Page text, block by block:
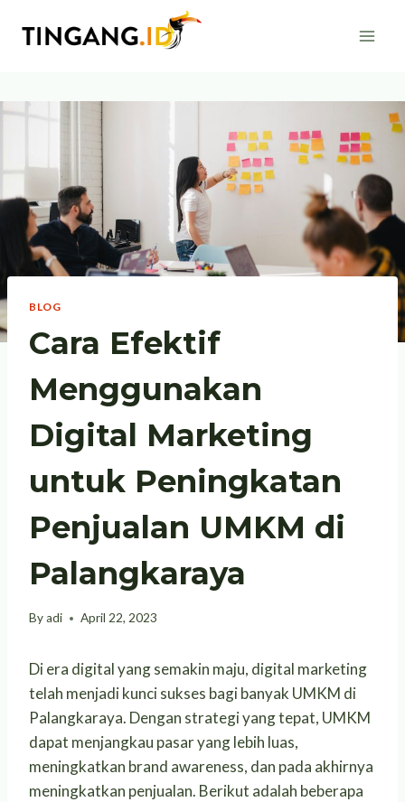
BLOG
Cara Efektif
Menggunakan
Digital Marketing
untuk Peningkatan
Penjualan UMKM di
Palangkaraya
Byadi April 22, 2023
Di era digital yang semakin maju, digital marketing
telah menjadi kunci sukses bagi banyak UMKM di
Palangkaraya. Dengan strategi yang tepat, UMKM
dapat menjangkau pasar yang lebih luas,
meningkatkan brand awareness, dan pada akhirnya
meningkatkan penjualan. Berikut adalah beberapa